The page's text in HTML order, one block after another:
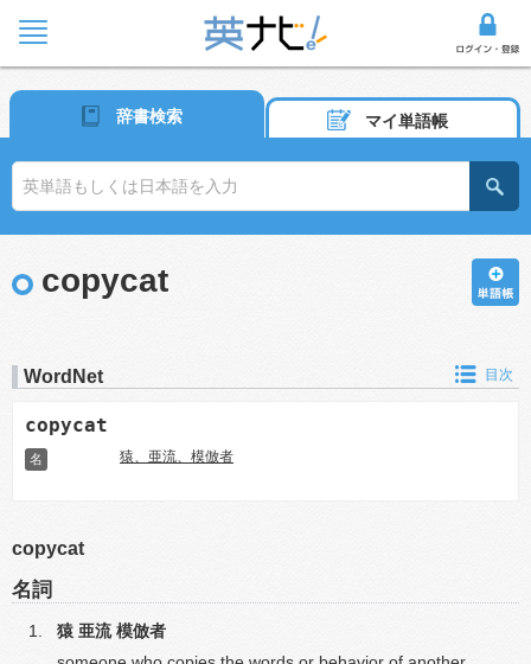
辞書検索 マイ単語帳
copycat
WordNet 目次
copycat
名 猿、亜流、模倣者
copycat
名詞
猿 亜流 模倣者